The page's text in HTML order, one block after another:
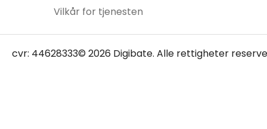
Vilkår for tjenesten
cvr: 44628333© 2026 Digibate. Alle rettigheter